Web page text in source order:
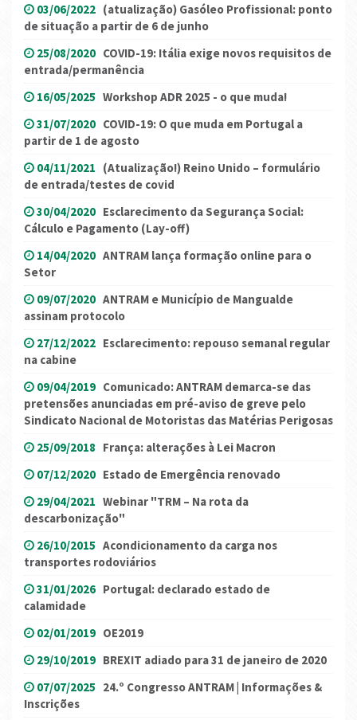
03/06/2022 (atualização) Gasóleo Profissional: ponto
de situação a partir de 6 de junho
25/08/2020 COVID-19: Itália exige novos requisitos de
entrada/permanência
16/05/2025 Workshop ADR 2025 - o que muda!
31/07/2020 COVID-19: O que muda em Portugal a
partir de 1 de agosto
04/11/2021 (Atualização!) Reino Unido – formulário
de entrada/testes de covid
30/04/2020 Esclarecimento da Segurança Social:
Cálculo e Pagamento (Lay-off)
14/04/2020 ANTRAM lança formação online para o
Setor
09/07/2020 ANTRAM e Município de Mangualde
assinam protocolo
27/12/2022 Esclarecimento: repouso semanal regular
na cabine
09/04/2019 Comunicado: ANTRAM demarca-se das
pretensões anunciadas em pré-aviso de greve pelo
Sindicato Nacional de Motoristas das Matérias Perigosas
25/09/2018 França: alterações à Lei Macron
07/12/2020 Estado de Emergência renovado
29/04/2021 Webinar "TRM – Na rota da
descarbonização"
26/10/2015 Acondicionamento da carga nos
transportes rodoviários
31/01/2026 Portugal: declarado estado de
calamidade
02/01/2019 OE2019
29/10/2019 BREXIT adiado para 31 de janeiro de 2020
07/07/2025 24.º Congresso ANTRAM | Informações &
Inscrições